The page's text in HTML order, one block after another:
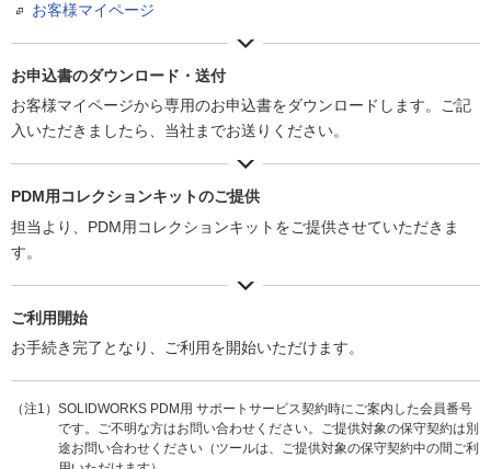
お客様マイページ
お申込書のダウンロード・送付
お客様マイページから専用のお申込書をダウンロードします。ご記
入いただきましたら、当社までお送りください。
PDM用コレクションキットのご提供
担当より、PDM用コレクションキットをご提供させていただきま
す。
ご利用開始
お手続き完了となり、ご利用を開始いただけます。
（注1）SOLIDWORKS PDM用 サポートサービス契約時にご案内した会員番号
です。ご不明な方はお問い合わせください。ご提供対象の保守契約は別
途お問い合わせください（ツールは、ご提供対象の保守契約中の間ご利